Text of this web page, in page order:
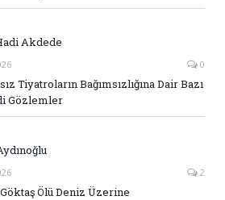
Akdede
0
Tiyatroların Bağımsızlığına Dair Bazı
Gözlemler
2
Ölü Deniz Üzerine